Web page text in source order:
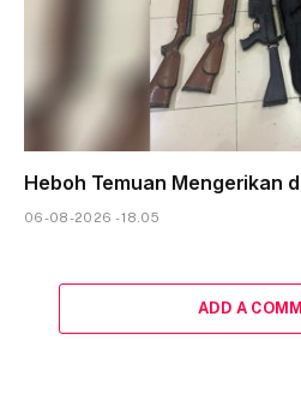
Heboh Temuan Mengerikan
06-08-2026 - 18.05
ADD A